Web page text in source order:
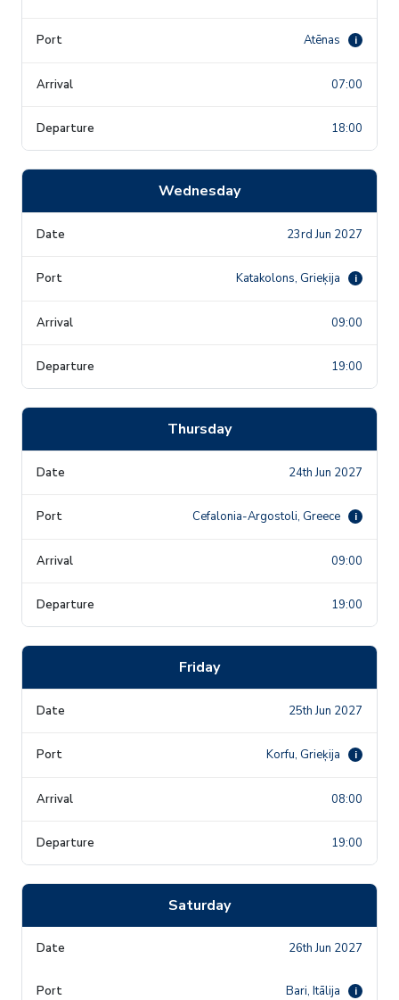
Atēnas i
07:00
18:00
Wednesday
23rd Jun 2027
Katakolons, Grieķija i
09:00
19:00
Thursday
24th Jun 2027
Cefalonia-Argostoli, Greece i
09:00
19:00
Friday
25th Jun 2027
Korfu, Grieķija i
08:00
19:00
Saturday
26th Jun 2027
Bari, Itālija i